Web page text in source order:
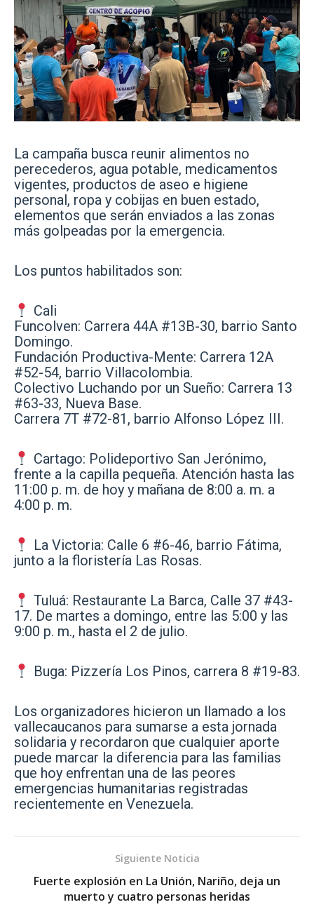
La campaña busca reunir alimentos no
perecederos, agua potable, medicamentos
vigentes, productos de aseo e higiene
personal, ropa y cobijas en buen estado,
elementos que serán enviados a las zonas
más golpeadas por la emergencia.
Los puntos habilitados son:
Cali
Funcolven: Carrera 44A #13B-30, barrio Santo
Domingo.
Fundación Productiva-Mente: Carrera 12A
#52-54, barrio Villacolombia.
Colectivo Luchando por un Sueño: Carrera 13
#63-33, Nueva Base.
Carrera 7T #72-81, barrio Alfonso López III.
Cartago: Polideportivo San Jerónimo,
frente a la capilla pequeña. Atención hasta las
11:00 p. m. de hoy y mañana de 8:00 a. m. a
4:00 p. m.
La Victoria: Calle 6 #6-46, barrio Fátima,
junto a la floristería Las Rosas.
Tuluá: Restaurante La Barca, Calle 37 #43-
17. De martes a domingo, entre las 5:00 y las
9:00 p. m., hasta el 2 de julio.
Buga: Pizzería Los Pinos, carrera 8 #19-83.
Los organizadores hicieron un llamado a los
vallecaucanos para sumarse a esta jornada
solidaria y recordaron que cualquier aporte
puede marcar la diferencia para las familias
que hoy enfrentan una de las peores
emergencias humanitarias registradas
recientemente en Venezuela.
Siguiente Noticia
Fuerte explosión en La Unión, Nariño, deja un
muerto y cuatro personas heridas